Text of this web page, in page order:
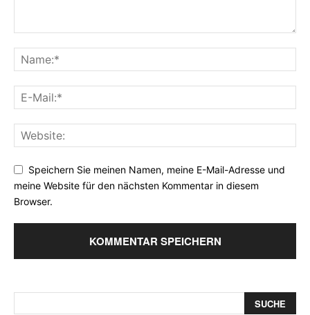
Speichern Sie meinen Namen, meine E-Mail-Adresse und
meine Website für den nächsten Kommentar in diesem
Browser.